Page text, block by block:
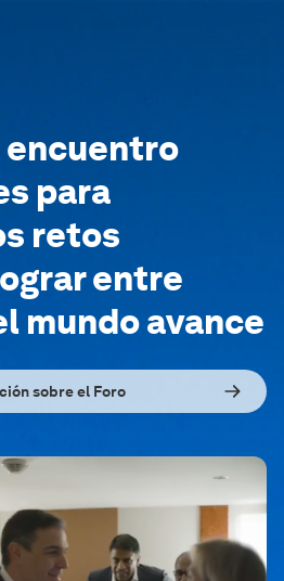
encuentro
para
retos
entre
mundo avance
sobre el Foro